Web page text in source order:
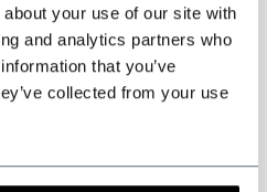
your use of our site with
and analytics partners who
that you’ve
collected from your use
oder Reiseschneider ausmessen.